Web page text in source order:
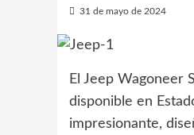
31 de mayo de 2024
El Jeep Wagoneer
disponible en
impresionante,